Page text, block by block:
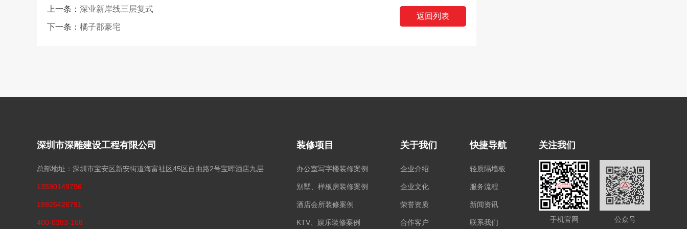
上一条： 深业新岸线三层复式
下一条： 橘子郡豪宅
返回列表
深圳市深雕建设工程有限公司
总部地址：深圳市宝安区新安街道海富社区45区自由路2号宝晖酒店九层
13590149796
18926426791
400-0383-168
装修项目
办公室写字楼装修案例
别墅、样板房装修案例
酒店会所装修案例
KTV、娱乐装修案例
关于我们
企业介绍
企业文化
荣誉资质
合作客户
快捷导航
轻质隔墙板
服务流程
新闻资讯
联系我们
关注我们
手机官网 公众号